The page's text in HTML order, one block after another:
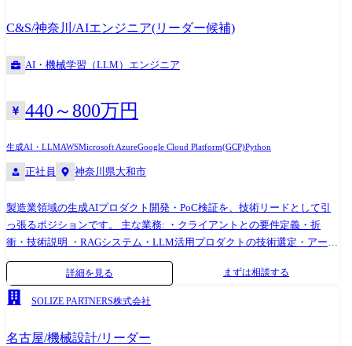
探索・仮説検証・PoC推進
C&S/神奈川/AIエンジニア(リーダー候補)
AI・機械学習（LLM）エンジニア
440～800万円
生成AI・LLMAWSMicrosoft AzureGoogle Cloud Platform(GCP)Python
正社員 神奈川県大和市
製造業領域の生成AIプロダクト開発・PoC検証を、技術リードとして引
っ張るポジションです。 主な業務: ・クライアントとの要件定義・折
衝・技術説明 ・RAGシステム・LLM活用プロダクトの技術選定・アーキ
テクチャ設計の主導 ・メンバーへの技術方針の共有・コードレビュー・
実装サポート ・プロトタイプから本番リリースまでの技術責任者として
の推進 ・インド・バンガロールのグローバルHub拠点メンバーとの連
詳細を見る まずは相談する
SOLIZE PARTNERS株式会社
名古屋/機械設計/リーダー